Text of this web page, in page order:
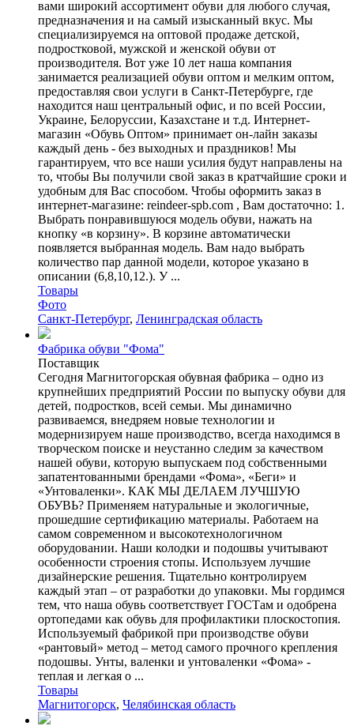
вами широкий ассортимент обуви для любого случая,
предназначения и на самый изысканный вкус. Мы
специализируемся на оптовой продаже детской,
подростковой, мужской и женской обуви от
производителя. Вот уже 10 лет наша компания
занимается реализацией обуви оптом и мелким оптом,
предоставляя свои услуги в Санкт-Петербурге, где
находится наш центральный офис, и по всей России,
Украине, Белоруссии, Казахстане и т.д. Интернет-
магазин «Обувь Оптом» принимает он-лайн заказы
каждый день - без выходных и праздников! Мы
гарантируем, что все наши усилия будут направлены на
то, чтобы Вы получили свой заказ в кратчайшие сроки и
удобным для Вас способом. Чтобы оформить заказ в
интернет-магазине: reindeer-spb.com , Вам достаточно: 1.
Выбрать понравившуюся модель обуви, нажать на
кнопку «в корзину». В корзине автоматически
появляется выбранная модель. Вам надо выбрать
количество пар данной модели, которое указано в
описании (6,8,10,12.). У ...
Товары
Фото
Санкт-Петербург, Ленинградская область
Фабрика обуви "Фома"
Поставщик
Сегодня Магнитогорская обувная фабрика – одно из
крупнейших предприятий России по выпуску обуви для
детей, подростков, всей семьи. Мы динамично
развиваемся, внедряем новые технологии и
модернизируем наше производство, всегда находимся в
творческом поиске и неустанно следим за качеством
нашей обуви, которую выпускаем под собственными
запатентованными брендами «Фома», «Беги» и
«Унтоваленки». КАК МЫ ДЕЛАЕМ ЛУЧШУЮ
ОБУВЬ? Применяем натуральные и экологичные,
прошедшие сертификацию материалы. Работаем на
самом современном и высокотехнологичном
оборудовании. Наши колодки и подошвы учитывают
особенности строения стопы. Используем лучшие
дизайнерские решения. Тщательно контролируем
каждый этап – от разработки до упаковки. Мы гордимся
тем, что наша обувь соответствует ГОСТам и одобрена
ортопедами как обувь для профилактики плоскостопия.
Используемый фабрикой при производстве обуви
«рантовый» метод – метод самого прочного крепления
подошвы. Унты, валенки и унтоваленки «Фома» -
теплая и легкая о ...
Товары
Магнитогорск, Челябинская область